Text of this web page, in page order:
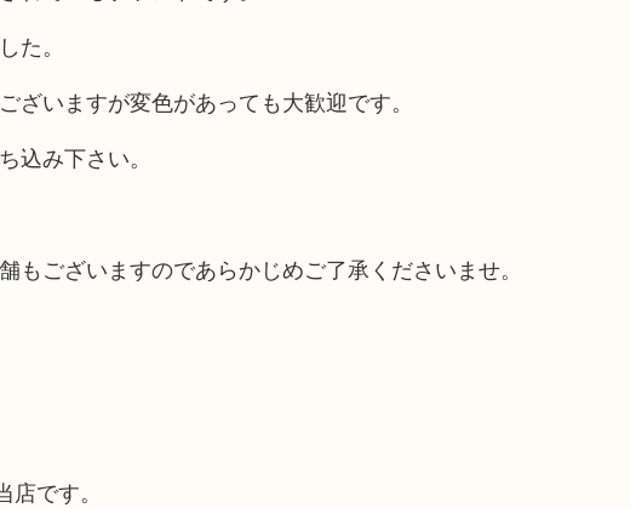
た。
いますが変色があっても大歓迎です。
込み下さい。
ございますのであらかじめご了承くださいませ。
です。